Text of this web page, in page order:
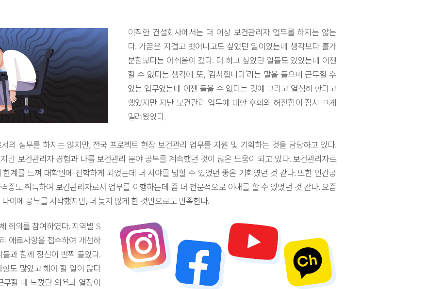
이직한 건설회사에서는 더 이상 보건관리자 업무를 하지는 않는
다. 가끔은 지겹고 벗어나고도 싶었던 일이었는데 생각보다 홀가
분함보다는 아쉬움이 컸다. 더 하고 싶었던 일들도 있었는데 이젠
할 수 없다는 생각에 또, ‘감사합니다’라는 말을 들으며 근무할 수
있는 업무였는데 이젠 들을 수 없다는 것에 그리고 열심히 한다고
했었지만 지난 보건관리 업무에 대한 후회와 허전함이 잠시 크게
밀려왔었다.
의 실무를 하지는 않지만, 전국 프로젝트 현장 보건관리 업무를 지원 및 기획하는 것을 담당하고 있다.
만 보건관리자 경험과 나름 보건관리 분야 공부를 계속했던 것이 많은 도움이 되고 있다. 보건관리자로
계를 느껴 대학원에 진학하게 되었는데 더 시야를 넓힐 수 있었던 좋은 기회였던 것 같다. 또한 인간공
증도 취득하여 보건관리자로서 업무를 이행하는데 좀 더 전문적으로 이해를 할 수 있었던 것 같다. 요즘
이에 공부를 시작했지만, 더 늦지 않게 한 것만으로도 만족한다.
회의를 참여하였다. 지역별 S
애로사항을 접수하여 개선하
과 함께 정신이 번쩍 들었다.
도 많았고 해야 할 일이 많다
할 때 느꼈던 의욕과 열정이